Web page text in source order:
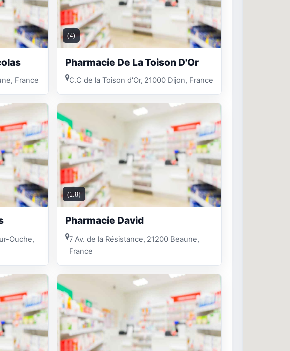
France
(4)
Pharmacie De La Toison D'Or
C.C de la Toison d'Or, 21000 Dijon, France
Ouche,
(2.8)
Pharmacie David
7 Av. de la Résistance, 21200 Beaune,
France